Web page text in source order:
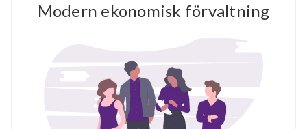
Modern ekonomisk förvaltning